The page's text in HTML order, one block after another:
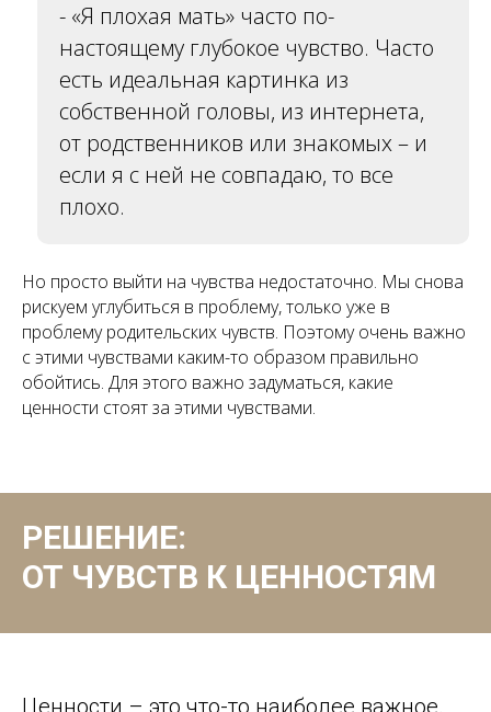
- «Я плохая мать» часто по-
настоящему глубокое чувство. Часто
есть идеальная картинка из
собственной головы, из интернета,
от родственников или знакомых – и
если я с ней не совпадаю, то все
плохо.
Но просто выйти на чувства недостаточно. Мы снова
рискуем углубиться в проблему, только уже в
проблему родительских чувств. Поэтому очень важно
с этими чувствами каким-то образом правильно
обойтись. Для этого важно задуматься, какие
ценности стоят за этими чувствами.
РЕШЕНИЕ:
ОТ ЧУВСТВ К ЦЕННОСТЯМ